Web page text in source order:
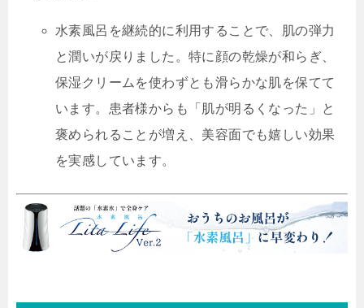
水素風呂を継続的に利用することで、肌の弾力
と潤いが戻りました。特に顔の乾燥が和らぎ、
保湿クリームを使わずとも滑らかな肌を保てて
います。患者様からも「肌が明るくなった」と
褒められることが増え、美容面でも嬉しい効果
を実感しています。